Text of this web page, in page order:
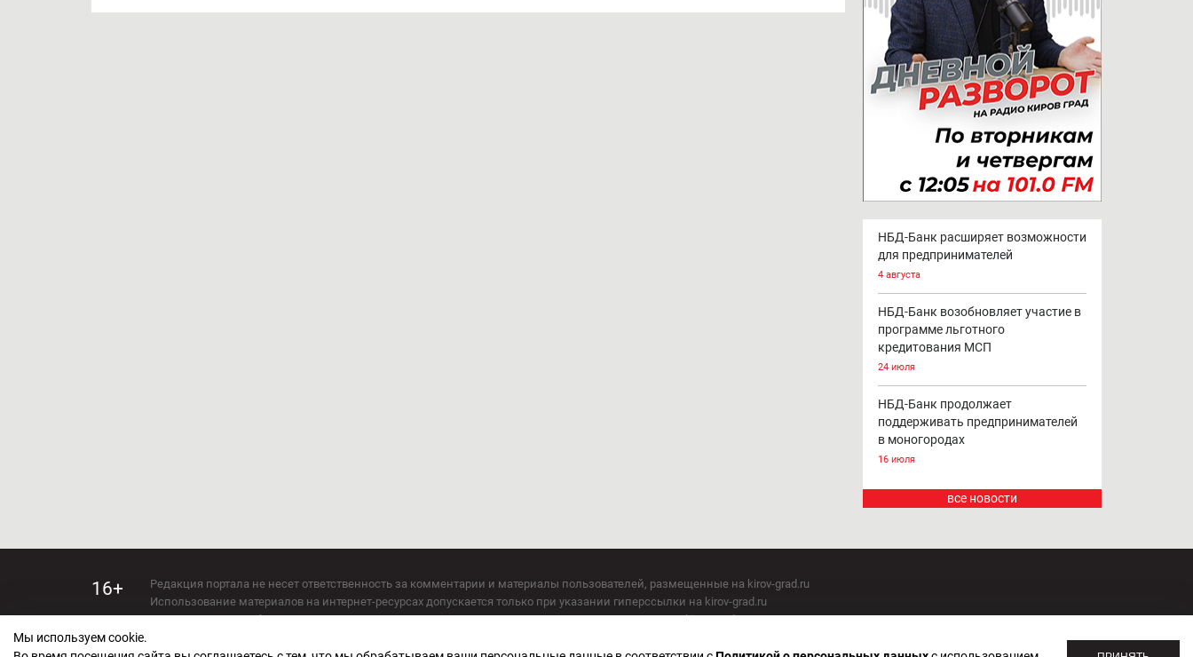
НБД-Банк расширяет возможности
для предпринимателей
4 августа
НБД-Банк возобновляет участие в
программе льготного
кредитования МСП
24 июля
НБД-Банк продолжает
поддерживать предпринимателей
в моногородах
16 июля
все новости
16+
Редакция портала не несет ответственность за комментарии и материалы пользователей, размещенные на kirov-grad.ru
Использование материалов на интернет-ресурсах допускается только при указании гиперссылки на kirov-grad.ru
Использование любых материалов настоящего СМИ допускается только при указании на ресурс: kirov-grad.ru
Мы используем cookie.